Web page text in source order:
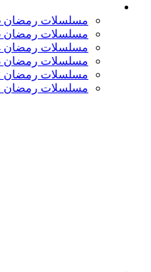
مسلسلات رمضان 2026
مسلسلات رمضان 2025
مسلسلات رمضان 2024
مسلسلات رمضان 2023
مسلسلات رمضان 2022
مسلسلات رمضان 2021